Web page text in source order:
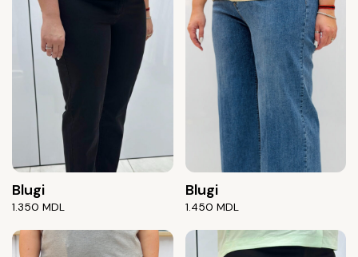
Blugi
1.350 MDL
Blugi
1.450 MDL